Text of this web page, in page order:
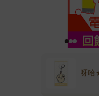
呀哈